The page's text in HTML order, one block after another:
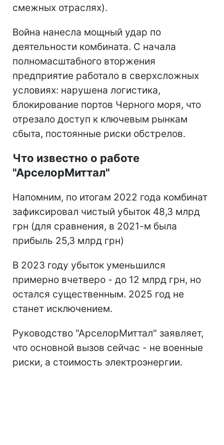
смежных отраслях).
Война нанесла мощный удар по
деятельности комбината. С начала
полномасштабного вторжения
предприятие работало в сверхсложных
условиях: нарушена логистика,
блокирование портов Черного моря, что
отрезало доступ к ключевым рынкам
сбыта, постоянные риски обстрелов.
Что известно о работе
"АрселорМиттал"
Напомним, по итогам 2022 года комбинат
зафиксировал чистый убыток 48,3 млрд
грн (для сравнения, в 2021-м была
прибыль 25,3 млрд грн)
В 2023 году убыток уменьшился
примерно вчетверо - до 12 млрд грн, но
остался существенным. 2025 год не
станет исключением.
Руководство "АрселорМиттал" заявляет,
что основной вызов сейчас - не военные
риски, а стоимость электроэнергии.